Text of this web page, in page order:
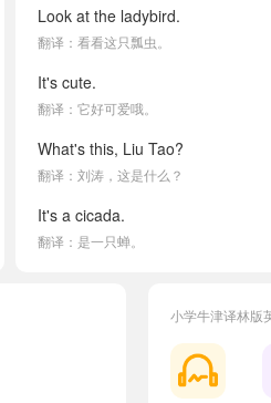
Look at the ladybird.
翻译：看看这只瓢虫。
It's cute.
翻译：它好可爱哦。
What's this, Liu Tao?
翻译：刘涛，这是什么？
It's a cicada.
翻译：是一只蝉。
小学牛津译林版